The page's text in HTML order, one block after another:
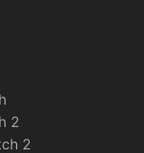
2
2